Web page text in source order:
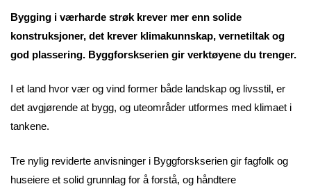
Bygging i værharde strøk krever mer enn solide
konstruksjoner, det krever klimakunnskap, vernetiltak og
god plassering. Byggforskserien gir verktøyene du trenger.
I et land hvor vær og vind former både landskap og livsstil, er
det avgjørende at bygg, og uteområder utformes med klimaet i
tankene.
Tre nylig reviderte anvisninger i Byggforskserien gir fagfolk og
huseiere et solid grunnlag for å forstå, og håndtere